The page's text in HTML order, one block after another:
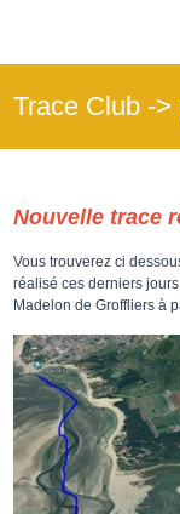
Trace Club -
Nouvelle trace
Vous trouverez ci
réalisé ces derniers
Madelon de Groffliers à